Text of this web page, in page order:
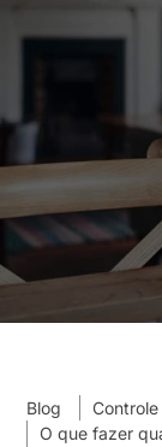
Blog
O que fazer